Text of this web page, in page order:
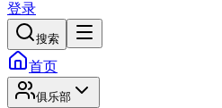
登录
搜索
首页
俱乐部